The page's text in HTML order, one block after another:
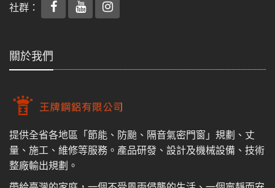
社群：
關於我們
提供全省各地區「節能、防颱、隔音氣密門窗」規劃、丈
量、施工、維修等服務。產品研發、設計及機械設備、技術
整廠輸出規劃。